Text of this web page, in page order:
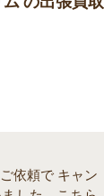
依頼で キャン